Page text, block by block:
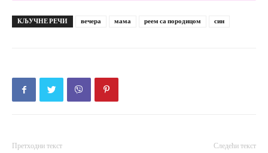
КЉУЧНЕ РЕЧИ вечера мама реем са породицом син
Претходни текст Следећи текст